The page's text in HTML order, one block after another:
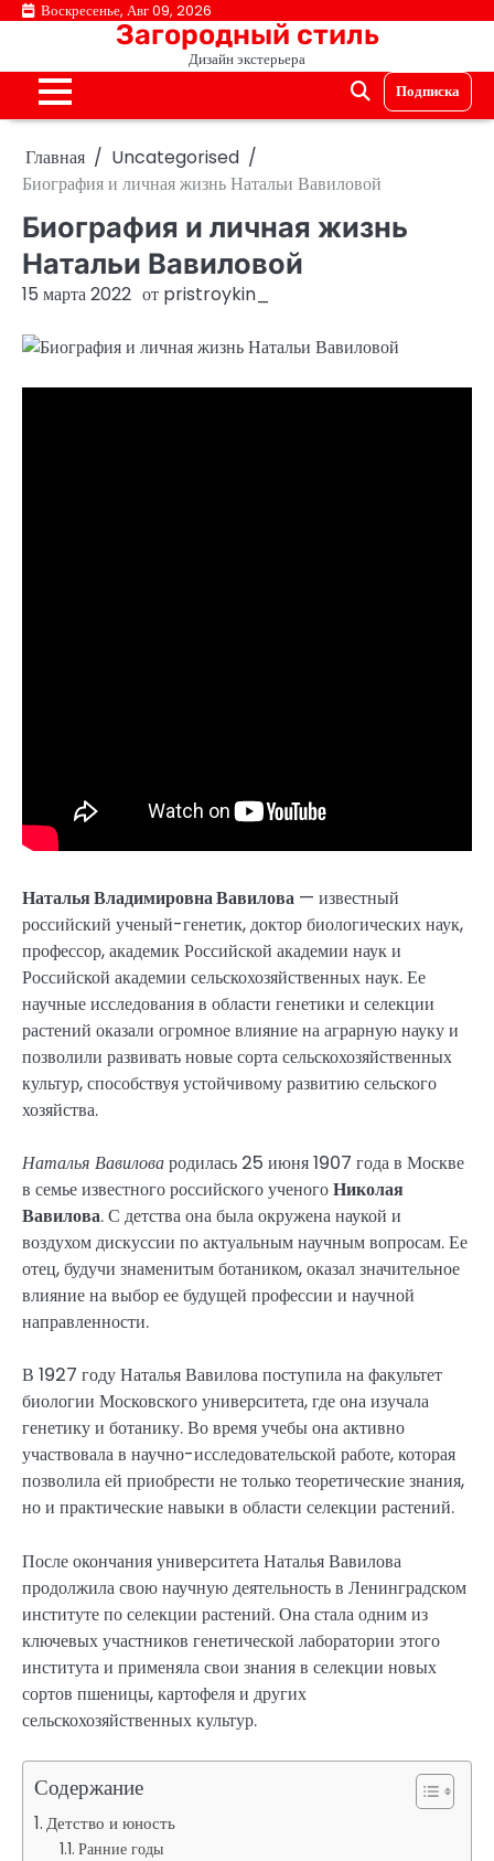
ПерейтиВоскресенье, Авг 09, 2026
Загородный стиль
Дизайн экстерьера
Подписка
Главная
Uncategorised
Биография и личная жизнь Натальи Вавиловой
Биография и личная жизнь
Натальи Вавиловой
15 марта 2022 от pristroykin_
Наталья Владимировна Вавилова — известный
российский ученый-генетик, доктор биологических наук,
профессор, академик Российской академии наук и
Российской академии сельскохозяйственных наук. Ее
научные исследования в области генетики и селекции
растений оказали огромное влияние на аграрную науку и
позволили развивать новые сорта сельскохозяйственных
культур, способствуя устойчивому развитию сельского
хозяйства.
Наталья Вавиловародилась 25 июня 1907 года в Москве
в семье известного российского ученогоНиколая
Вавилова. С детства она была окружена наукой и
воздухом дискуссии по актуальным научным вопросам. Ее
отец, будучи знаменитым ботаником, оказал значительное
влияние на выбор ее будущей профессии и научной
направленности.
В 1927 году Наталья Вавилова поступила на факультет
биологии Московского университета, где она изучала
генетику и ботанику. Во время учебы она активно
участвовала в научно-исследовательской работе, которая
позволила ей приобрести не только теоретические знания,
но и практические навыки в области селекции растений.
После окончания университета Наталья Вавилова
продолжила свою научную деятельность в Ленинградском
институте по селекции растений. Она стала одним из
ключевых участников генетической лаборатории этого
института и применяла свои знания в селекции новых
сортов пшеницы, картофеля и других
сельскохозяйственных культур.
Содержание
Детство и юность
Ранние годы